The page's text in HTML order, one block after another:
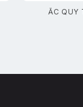
ẮC QUY